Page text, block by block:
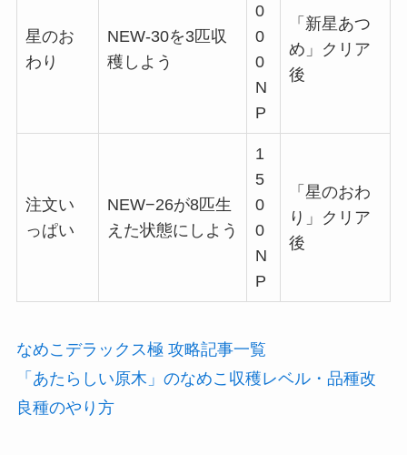
星のお
わり
NEW-30を3匹収
穫しよう
0
0
0
N
P
「新星あつ
め」クリア
後
注文い
っぱい
NEW−26が8匹生
えた状態にしよう
1
5
0
0
N
P
「星のおわ
り」クリア
後
なめこデラックス極 攻略記事一覧
「あたらしい原木」のなめこ収穫レベル・品種改
良種のやり方